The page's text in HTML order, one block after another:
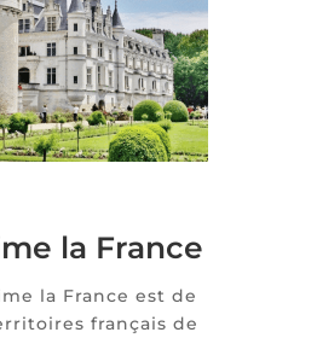
la France
la France est de
français de